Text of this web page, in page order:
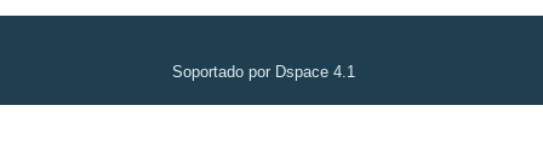
Soportado por Dspace 4.1